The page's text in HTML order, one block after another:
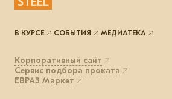
Корпоративный сайт
Сервис подбора проката
ЕВРАЗ Маркет
В КУРСЕ СОБЫТИЯ МЕДИАТЕКА